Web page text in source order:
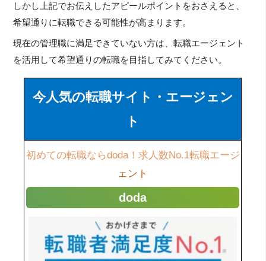
しかし上記でお伝えしたアピールポイントをおさえると、
希望通りに転職できる可能性が高まります。
現在の管理職に満足できていない方は、転職エージェント
を活用して希望通りの転職を目指してみてください。
今人気の転職サイト・エージェン
ト
初めての転職ならdoda！求人数No.1転職エージ
ェント
doda